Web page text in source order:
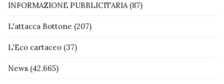
INFORMAZIONE PUBBLICITARIA(87)
L'attacca Bottone (207)
L'Eco cartaceo (37)
News (42.665)